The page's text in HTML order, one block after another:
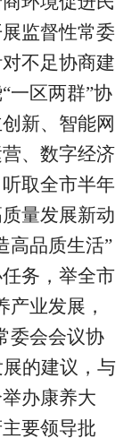
监督性常委
不足协商建
一区两群”协
新、智能网
、数字经济
取全市半年
量发展新动
高品质生活”
务，举全市
业发展，
委会会议协
的建议，与
办康养大
要领导批